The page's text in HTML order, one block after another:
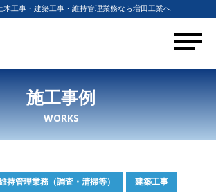
木工事・建築工事・維持管理業務なら増田工業へ
施工事例
WORKS
持管理業務（調査・清掃等） 建築工事
in
of
workscat.php
line